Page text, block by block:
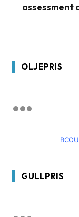
assessment
OLJEPRIS
GULLPRIS